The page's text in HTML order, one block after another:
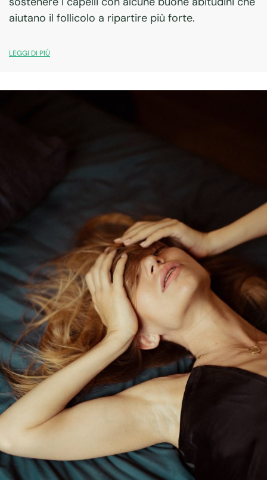
aiutano il follicolo a ripartire più forte.
LEGGI DI PIÙ